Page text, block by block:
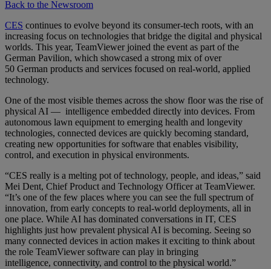
Back to the Newsroom
CES continues to evolve beyond its consumer-tech roots, with an
increasing focus on technologies that bridge the digital and physical
worlds. This year, TeamViewer joined the event as part of the
German Pavilion, which showcased a strong mix of over
50 German products and services focused on real-world, applied
technology.
One of the most visible themes across the show floor was the rise of
physical AI — intelligence embedded directly into devices. From
autonomous lawn equipment to emerging health and longevity
technologies, connected devices are quickly becoming standard,
creating new opportunities for software that enables visibility,
control, and execution in physical environments.
“CES really is a melting pot of technology, people, and ideas,” said
Mei Dent, Chief Product and Technology Officer at TeamViewer.
“It’s one of the few places where you can see the full spectrum of
innovation, from early concepts to real-world deployments, all in
one place. While AI has dominated conversations in IT, CES
highlights just how prevalent physical AI is becoming. Seeing so
many connected devices in action makes it exciting to think about
the role TeamViewer software can play in bringing
intelligence, connectivity, and control to the physical world.”